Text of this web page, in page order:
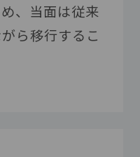
、当面は従来
ら移行するこ